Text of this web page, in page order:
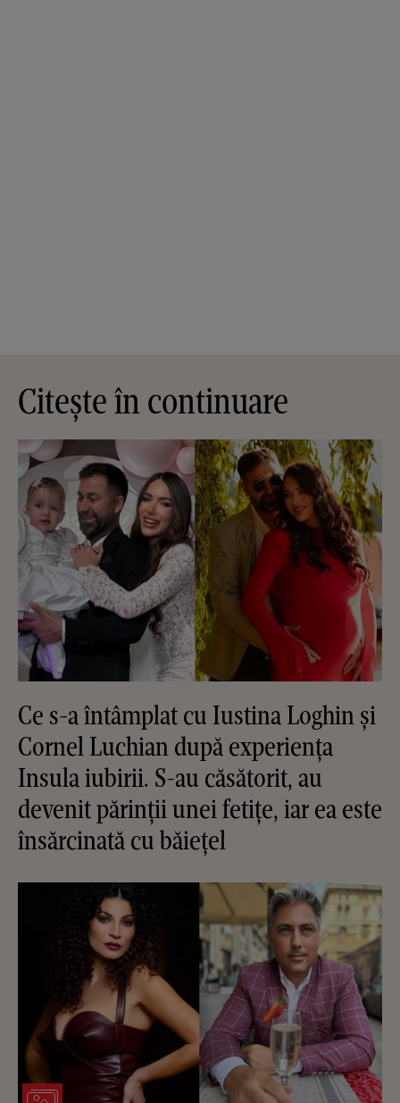
Citește în continuare
Ce s-a întâmplat cu Iustina Loghin și
Cornel Luchian după experiența
Insula iubirii. S-au căsătorit, au
devenit părinții unei fetițe, iar ea este
însărcinată cu băiețel